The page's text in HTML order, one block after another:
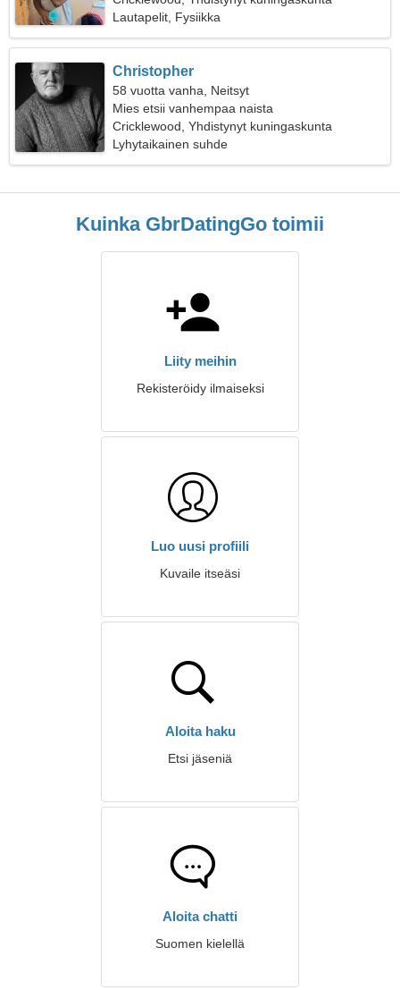
Lautapelit, Fysiikka
Christopher
58 vuotta vanha, Neitsyt
Mies etsii vanhempaa naista
Cricklewood, Yhdistynyt kuningaskunta
Lyhytaikainen suhde
Kuinka GbrDatingGo toimii
Liity meihin
Rekisteröidy ilmaiseksi
Luo uusi profiili
Kuvaile itseäsi
Aloita haku
Etsi jäseniä
Aloita chatti
Suomen kielellä